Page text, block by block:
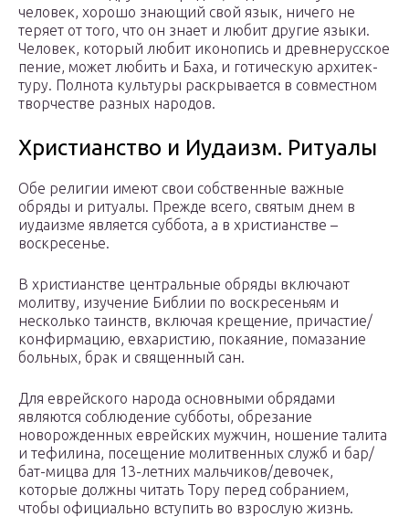
чело­век, хорошо зна­ю­щий свой язык, ничего не
теряет от того, что он знает и любит другие языки.
Чело­век, кото­рый любит ико­но­пись и древ­не­рус­ское
пение, может любить и Баха, и готи­че­скую архи­тек­
туру. Пол­нота куль­туры рас­кры­ва­ется в сов­мест­ном
твор­че­стве разных наро­дов.
Христианство и Иудаизм. Ритуалы
Обе религии имеют свои собственные важные
обряды и ритуалы. Прежде всего, святым днем в
иудаизме является суббота, а в христианстве –
воскресенье.
В христианстве центральные обряды включают
молитву, изучение Библии по воскресеньям и
несколько таинств, включая крещение, причастие/
конфирмацию, евхаристию, покаяние, помазание
больных, брак и священный сан.
Для еврейского народа основными обрядами
являются соблюдение субботы, обрезание
новорожденных еврейских мужчин, ношение талита
и тефилина, посещение молитвенных служб и бар/
бат-мицва для 13-летних мальчиков/девочек,
которые должны читать Тору перед собранием,
чтобы официально вступить во взрослую жизнь.